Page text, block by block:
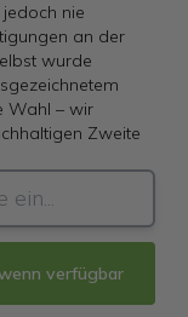
nie
an der
wurde
Wahl – wir
Zweite
verfügbar